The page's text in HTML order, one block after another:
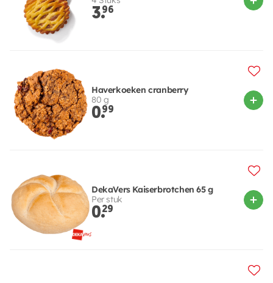
3.96
Haverkoeken cranberry
80 g
0.99
DekaVers Kaiserbrotchen 65 g
Per stuk
0.29